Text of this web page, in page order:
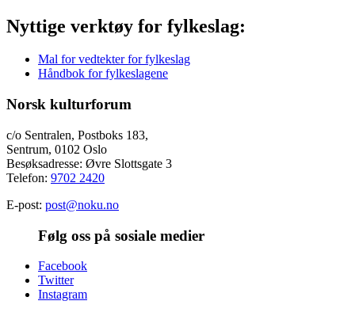
Nyttige verktøy for fylkeslag:
Mal for vedtekter for fylkeslag
Håndbok for fylkeslagene
Norsk kulturforum
c/o Sentralen, Postboks 183,
Sentrum, 0102 Oslo
Besøksadresse: Øvre Slottsgate 3
Telefon: 9702 2420
E-post: post@noku.no
Følg oss på sosiale medier
Facebook
Twitter
Instagram